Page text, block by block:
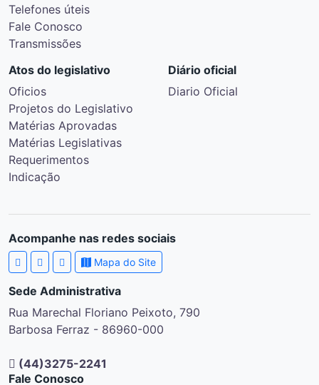
Telefones úteis
Fale Conosco
Transmissões
Atos do legislativo
Oficios
Projetos do Legislativo
Matérias Aprovadas
Matérias Legislativas
Requerimentos
Indicação
Diário oficial
Diario Oficial
Acompanhe nas redes sociais
Mapa do Site
Sede Administrativa
Rua Marechal Floriano Peixoto, 790
Barbosa Ferraz - 86960-000
(44)3275-2241
Fale Conosco